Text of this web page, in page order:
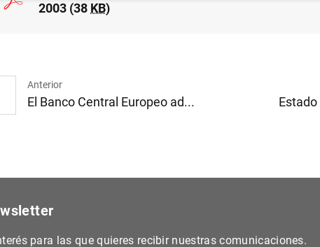
2003 (38 KB)
Anterior
El Banco Central Europeo ad...
para las que quieres recibir nuestras comunicaciones.